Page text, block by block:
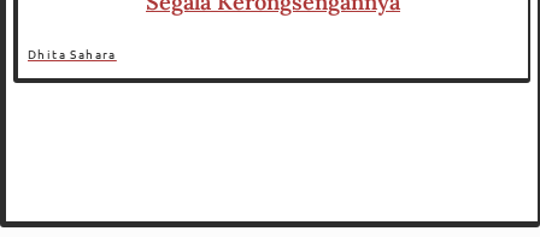
Dhita Sahara